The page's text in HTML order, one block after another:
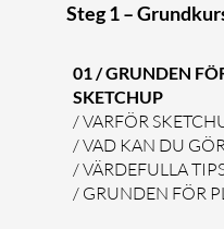
Steg 1 –
01 / GRUNDEN
SKETCHUP
/ VARFÖR
/ VAD KAN DU
/ VÄRDEFULLA
/ GRUNDEN FÖR